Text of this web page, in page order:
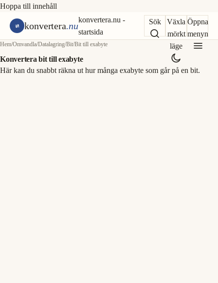
Hoppa till innehåll
konvertera.nu
konvertera.nu -
startsida
Sök
Växla
mörkt
läge
Öppna
menyn
Hem/Omvandla/Datalagring/Bit/Bit till exabyte
Konvertera bit till exabyte
Här kan du snabbt räkna ut hur många exabyte som går på en bit.